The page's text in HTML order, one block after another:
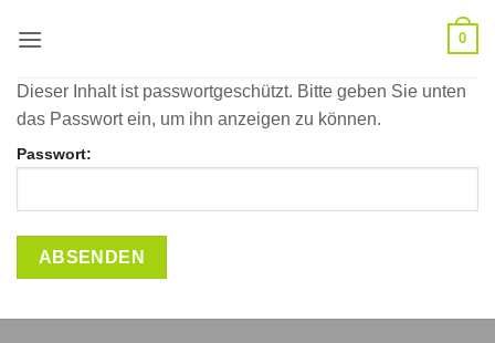
Inhalt
0
Dieser Inhalt ist passwortgeschützt. Bitte geben Sie unten
das Passwort ein, um ihn anzeigen zu können.
Passwort: